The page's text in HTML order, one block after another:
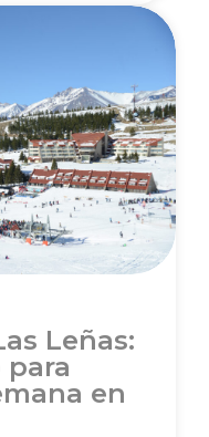
Leñas:
en